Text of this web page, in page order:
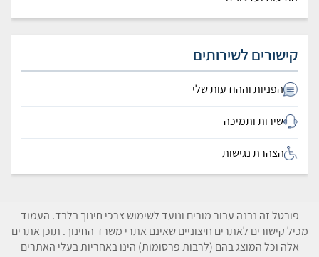
קישורים לשירותים
הפניות וההודעות שלי
שירות ותמיכה
הצהרת נגישות
פורטל זה נבנה עבור מורים ונועד לשימוש צרכי חינוך בלבד. העמוד
מכיל קישורים לאתרים חיצוניים שאינם אתרי משרד החינוך. תוכן אתרים
אלה וכל המוצג בהם (לרבות פרסומות) הינו באחריות בעלי האתרים